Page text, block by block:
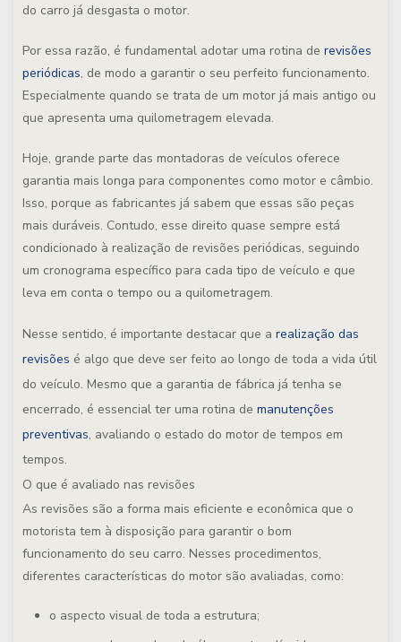
do carro já desgasta o motor.
Por essa razão, é fundamental adotar uma rotina de revisões
periódicas, de modo a garantir o seu perfeito funcionamento.
Especialmente quando se trata de um motor já mais antigo ou
que apresenta uma quilometragem elevada.
Hoje, grande parte das montadoras de veículos oferece
garantia mais longa para componentes como motor e câmbio.
Isso, porque as fabricantes já sabem que essas são peças
mais duráveis. Contudo, esse direito quase sempre está
condicionado à realização de revisões periódicas, seguindo
um cronograma específico para cada tipo de veículo e que
leva em conta o tempo ou a quilometragem.
Nesse sentido, é importante destacar que a realização das
revisões é algo que deve ser feito ao longo de toda a vida útil
do veículo. Mesmo que a garantia de fábrica já tenha se
encerrado, é essencial ter uma rotina de manutenções
preventivas, avaliando o estado do motor de tempos em
tempos.
O que é avaliado nas revisões
As revisões são a forma mais eficiente e econômica que o
motorista tem à disposição para garantir o bom
funcionamento do seu carro. Nesses procedimentos,
diferentes características do motor são avaliadas, como:
o aspecto visual de toda a estrutura;